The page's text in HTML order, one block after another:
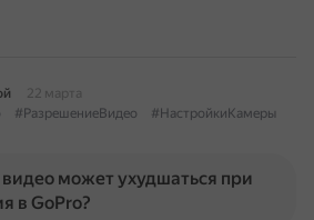
22 марта
#РазрешениеВидео
#НастройкиКамеры
может ухудшаться при
в GoPro?